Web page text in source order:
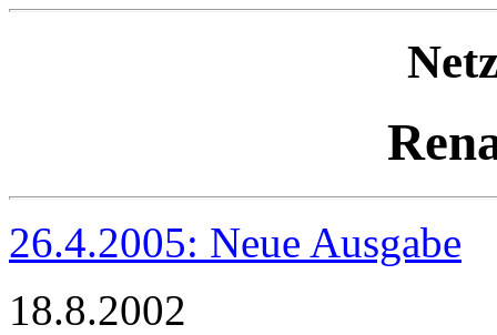
26.4.2005: Neue Ausgabe
18.8.2002